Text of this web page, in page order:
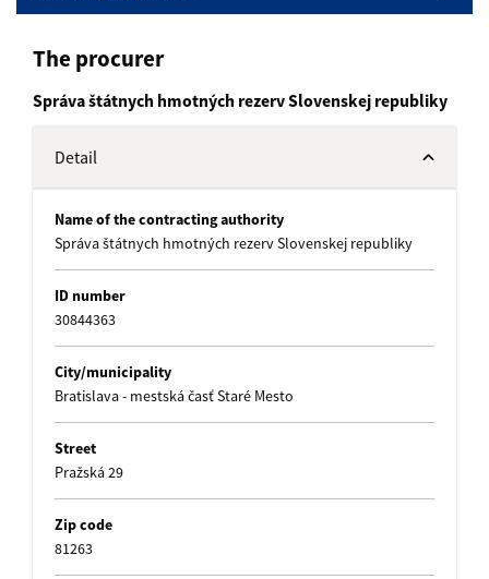
Searching for orders
The procurer
Správa štátnych hmotných rezerv Slovenskej republiky
Detail
Name of the contracting authority
Správa štátnych hmotných rezerv Slovenskej republiky
ID number
30844363
City/municipality
Bratislava - mestská časť Staré Mesto
Street
Pražská 29
Zip code
81263